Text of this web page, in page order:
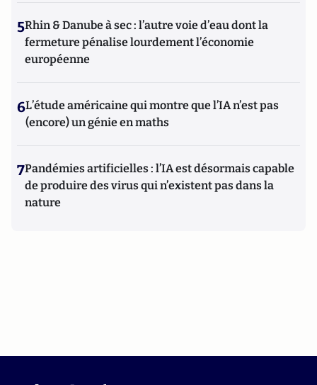
5Rhin & Danube à sec : l’autre voie d’eau dont la
fermeture pénalise lourdement l’économie
européenne
6L’étude américaine qui montre que l’IA n’est pas
(encore) un génie en maths
7Pandémies artificielles : l’IA est désormais capable
de produire des virus qui n’existent pas dans la
nature